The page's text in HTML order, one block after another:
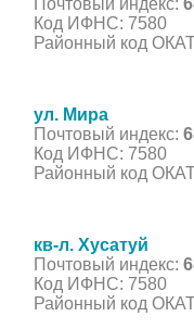
Код ИФНС: 7580
Районный код
ул. Мира
Почтовый индекс:
Код ИФНС: 7580
Районный код
кв-л. Хусатуй
Почтовый индекс:
Код ИФНС: 7580
Районный код